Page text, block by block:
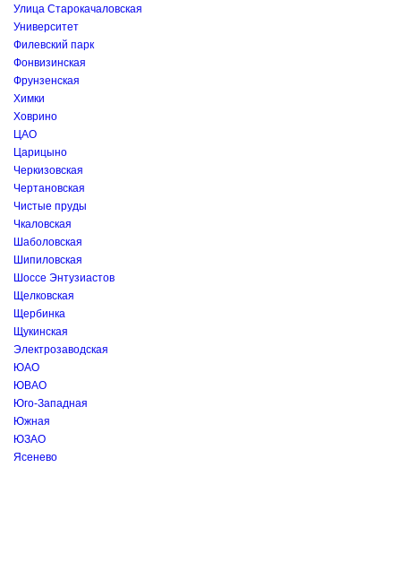
Улица Старокачаловская
Университет
Филевский парк
Фонвизинская
Фрунзенская
Химки
Ховрино
ЦАО
Царицыно
Черкизовская
Чертановская
Чистые пруды
Чкаловская
Шаболовская
Шипиловская
Шоссе Энтузиастов
Щелковская
Щербинка
Щукинская
Электрозаводская
ЮАО
ЮВАО
Юго-Западная
Южная
ЮЗАО
Ясенево